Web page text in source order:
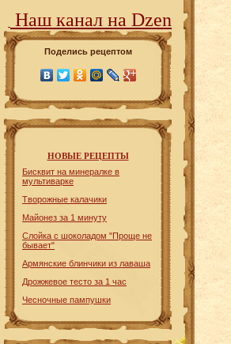
Наш канал на Dzen
Поделись рецептом
НОВЫЕ РЕЦЕПТЫ
Бисквит на минералке в
мультиварке
Творожные калачики
Майонез за 1 минуту
Слойка с шоколадом "Проще не
бывает"
Армянские блинчики из лаваша
Дрожжевое тесто за 1 час
Чесночные пампушки